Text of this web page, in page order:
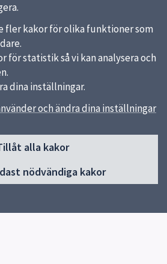
fler kakor för olika funktioner som
för statistik så vi kan analysera och
dina inställningar.
och ändra dina inställningar
alla kakor
nödvändiga kakor